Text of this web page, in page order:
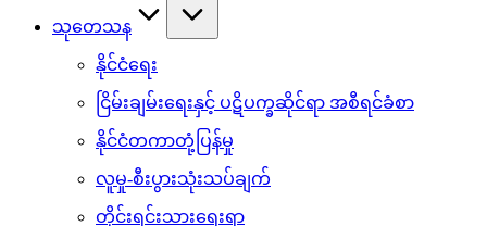
သုတေသန
နိုင်ငံရေး
ငြိမ်းချမ်းရေးနှင့် ပဋိပက္ခဆိုင်ရာ အစီရင်ခံစာ
နိုင်ငံတကာတုံ့ပြန်မှု
လူမှု-စီးပွားသုံးသပ်ချက်
တိုင်းရင်းသားရေးရာ